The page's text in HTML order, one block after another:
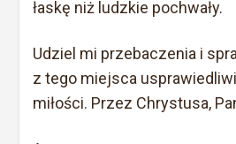
łaskę niż ludzkie pochwały.
Udziel mi przebaczenia i
z tego miejsca
miłości. Przez Chrystusa,